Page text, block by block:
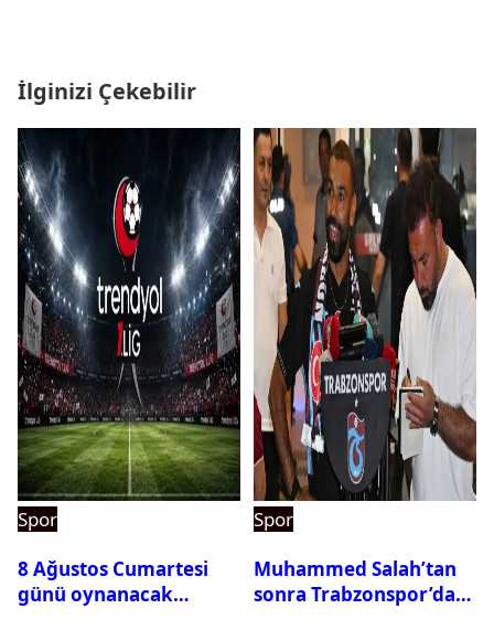
İlginizi Çekebilir
Spor
8 Ağustos Cumartesi
günü oynanacak
Spor
Muhammed Salah’tan
sonra Trabzonspor’dan